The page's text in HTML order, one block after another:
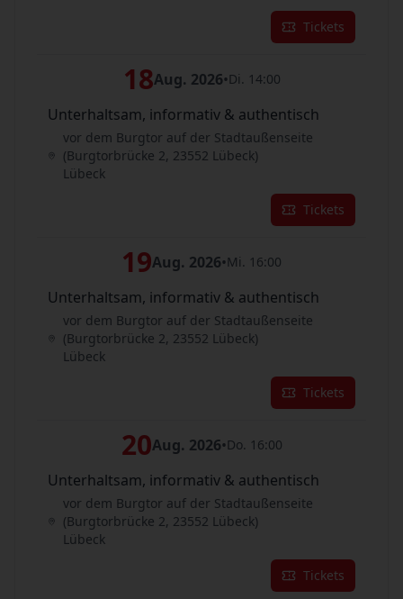
Tickets
18Aug. 2026•Di. 14:00
Unterhaltsam, informativ & authentisch
vor dem Burgtor auf der Stadtaußenseite
(Burgtorbrücke 2, 23552 Lübeck)
Lübeck
Tickets
19Aug. 2026•Mi. 16:00
Unterhaltsam, informativ & authentisch
vor dem Burgtor auf der Stadtaußenseite
(Burgtorbrücke 2, 23552 Lübeck)
Lübeck
Tickets
20Aug. 2026•Do. 16:00
Unterhaltsam, informativ & authentisch
vor dem Burgtor auf der Stadtaußenseite
(Burgtorbrücke 2, 23552 Lübeck)
Lübeck
Tickets